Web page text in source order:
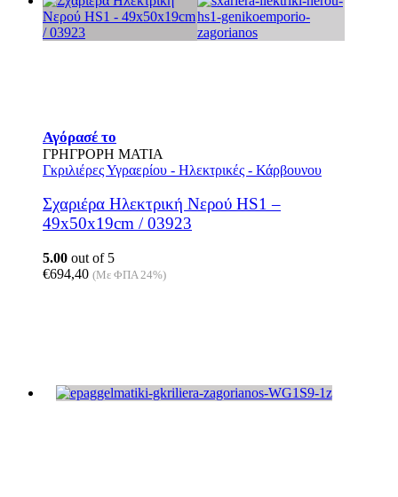
Αγόρασέ το
ΓΡΗΓΡΟΡΗ ΜΑΤΙΑ
Γκριλιέρες Υγραερίου - Ηλεκτρικές - Κάρβουνου
Σχαριέρα Ηλεκτρική Νερού HS1 –
49x50x19cm / 03923
5.00 out of 5
€694,40 (Με ΦΠΑ 24%)